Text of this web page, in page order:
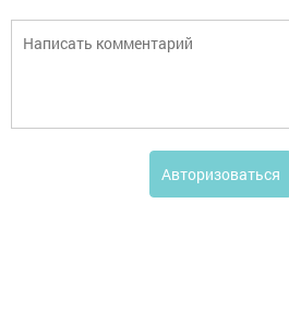
Авторизоваться